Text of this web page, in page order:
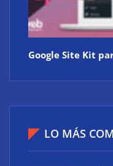
Google Site Kit
LO MÁS